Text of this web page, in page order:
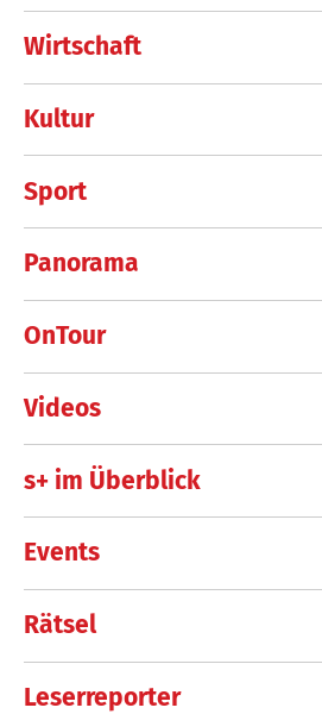
Wirtschaft
Kultur
Sport
Panorama
OnTour
Videos
s+ im Überblick
Events
Rätsel
Leserreporter